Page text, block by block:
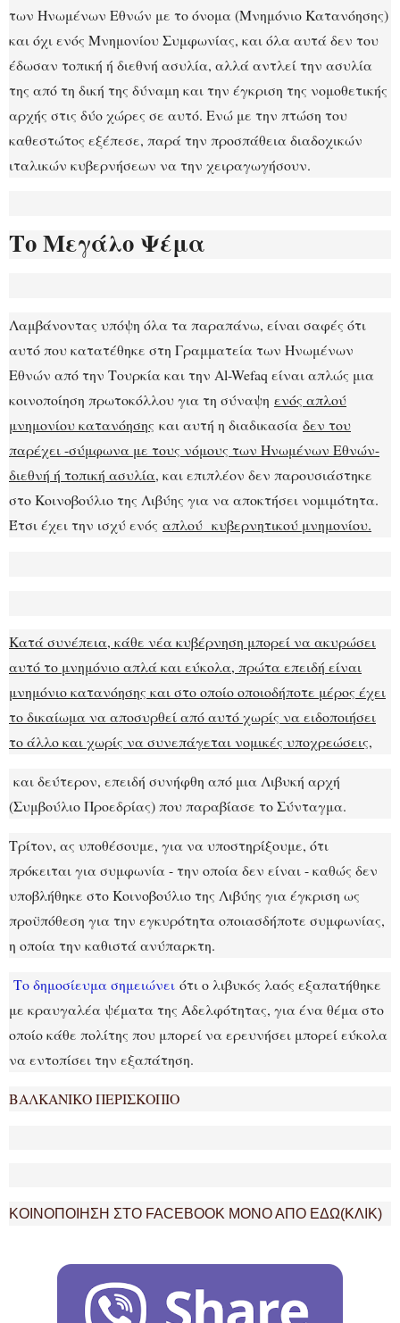
των Ηνωμένων Εθνών με το όνομα (Μνημόνιο Κατανόησης)
και όχι ενός Μνημονίου Συμφωνίας, και όλα αυτά δεν του
έδωσαν τοπική ή διεθνή ασυλία, αλλά αντλεί την ασυλία
της από τη δική της δύναμη και την έγκριση της νομοθετικής
αρχής στις δύο χώρες σε αυτό. Ενώ με την πτώση του
καθεστώτος εξέπεσε, παρά την προσπάθεια διαδοχικών
ιταλικών κυβερνήσεων να την χειραγωγήσουν.
Το Μεγάλο Ψέμα
Λαμβάνοντας υπόψη όλα τα παραπάνω, είναι σαφές ότι
αυτό που κατατέθηκε στη Γραμματεία των Ηνωμένων
Εθνών από την Τουρκία και την Al-Wefaq είναι απλώς μια
κοινοποίηση πρωτοκόλλου για τη σύναψη ενός απλού
μνημονίου κατανόησης και αυτή η διαδικασία δεν του
παρέχει -σύμφωνα με τους νόμους των Ηνωμένων Εθνών-
διεθνή ή τοπική ασυλία, και επιπλέον δεν παρουσιάστηκε
στο Κοινοβούλιο της Λιβύης για να αποκτήσει νομιμότητα.
Έτσι έχει την ισχύ ενός απλού κυβερνητικού μνημονίου.
Κατά συνέπεια, κάθε νέα κυβέρνηση μπορεί να ακυρώσει
αυτό το μνημόνιο απλά και εύκολα, πρώτα επειδή είναι
μνημόνιο κατανόησης και στο οποίο οποιοδήποτε μέρος έχει
το δικαίωμα να αποσυρθεί από αυτό χωρίς να ειδοποιήσει
το άλλο και χωρίς να συνεπάγεται νομικές υποχρεώσεις,
και δεύτερον, επειδή συνήφθη από μια Λιβυκή αρχή
(Συμβούλιο Προεδρίας) που παραβίασε το Σύνταγμα.
Τρίτον, ας υποθέσουμε, για να υποστηρίξουμε, ότι
πρόκειται για συμφωνία - την οποία δεν είναι - καθώς δεν
υποβλήθηκε στο Κοινοβούλιο της Λιβύης για έγκριση ως
προϋπόθεση για την εγκυρότητα οποιασδήποτε συμφωνίας,
η οποία την καθιστά ανύπαρκτη.
Το δημοσίευμα σημειώνει ότι ο λιβυκός λαός εξαπατήθηκε
με κραυγαλέα ψέματα της Αδελφότητας, για ένα θέμα στο
οποίο κάθε πολίτης που μπορεί να ερευνήσει μπορεί εύκολα
να εντοπίσει την εξαπάτηση.
ΒΑΛΚΑΝΙΚΟ ΠΕΡΙΣΚΟΠΙΟ
ΚΟΙΝΟΠΟΙΗΣΗ ΣΤΟ FACEBOOK ΜΟΝΟ ΑΠΟ ΕΔΩ(ΚΛΙΚ)